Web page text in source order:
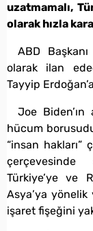
uzatmamalı,
olarak hızla
ABD
olarak ilan
Tayyip
Joe Biden’ın
hücum
“insan hakları”
çerçevesinde
Türkiye’ye ve
Asya’ya
işaret fişeğini